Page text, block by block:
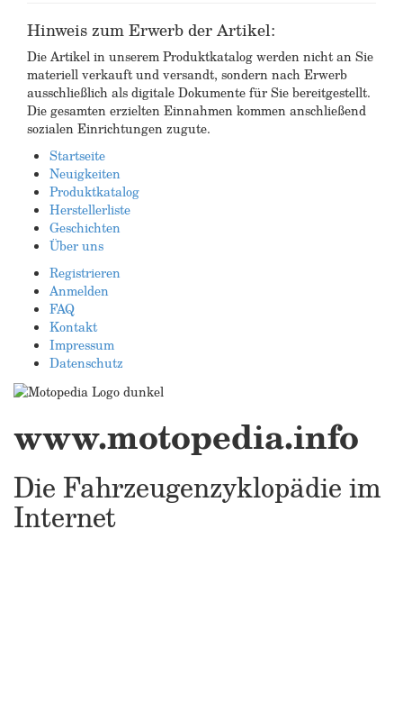
Hinweis zum Erwerb der Artikel:
Die Artikel in unserem Produktkatalog werden nicht an Sie
materiell verkauft und versandt, sondern nach Erwerb
ausschließlich als digitale Dokumente für Sie bereitgestellt.
Die gesamten erzielten Einnahmen kommen anschließend
sozialen Einrichtungen zugute.
Startseite
Neuigkeiten
Produktkatalog
Herstellerliste
Geschichten
Über uns
Registrieren
Anmelden
FAQ
Kontakt
Impressum
Datenschutz
www.motopedia.info
Die Fahrzeugenzyklopädie im
Internet